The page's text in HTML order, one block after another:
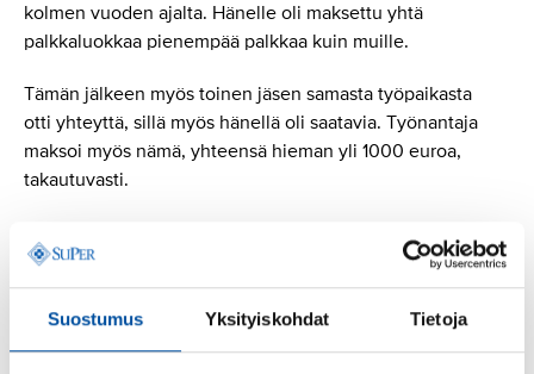
Suostumus Yksityiskohdat Tietoja
kolmen vuoden ajalta. Hänelle oli maksettu yhtä
palkkaluokkaa pienempää palkkaa kuin muille.
Tämän jälkeen myös toinen jäsen samasta työpaikasta
otti yhteyttä, sillä myös hänellä oli saatavia. Työnantaja
maksoi myös nämä, yhteensä hieman yli 1000 euroa,
takautuvasti.
Liity jäseneksi